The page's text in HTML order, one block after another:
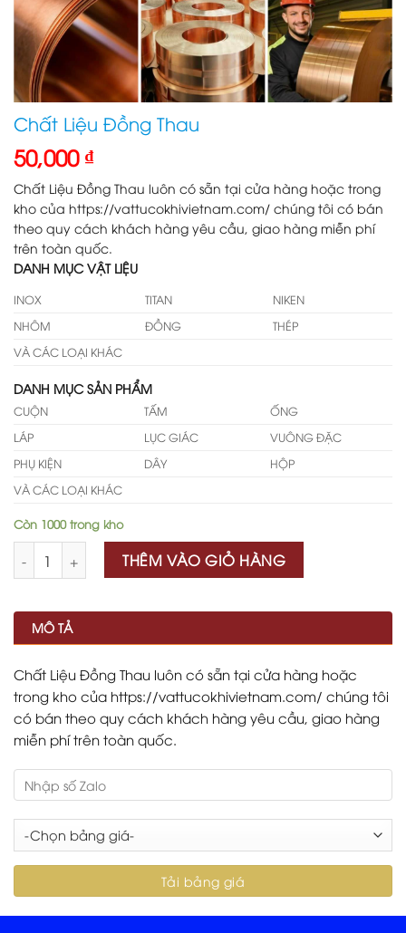
Chất Liệu Đồng Thau
50,000 ₫
Chất Liệu Đồng Thau luôn có sẵn tại cửa hàng hoặc trong
kho của https://vattucokhivietnam.com/ chúng tôi có bán
theo quy cách khách hàng yêu cầu, giao hàng miễn phí
trên toàn quốc.
DANH MỤC VẬT LIỆU
INOX TITAN
NIKEN
NHÔM
ĐỒNG
THÉP
VÀ CÁC LOẠI KHÁC
DANH MỤC SẢN PHẨM
CUỘN TẤM
ỐNG
LÁP
LỤC GIÁC
VUÔNG ĐẶC
PHỤ KIỆN
DÂY
HỘP
VÀ CÁC LOẠI KHÁC
Còn 1000 trong kho
THÊM VÀO GIỎ HÀNG
MÔ TẢ
Chất Liệu Đồng Thau luôn có sẵn tại cửa hàng hoặc
trong kho của https://vattucokhivietnam.com/ chúng tôi
có bán theo quy cách khách hàng yêu cầu, giao hàng
miễn phí trên toàn quốc.